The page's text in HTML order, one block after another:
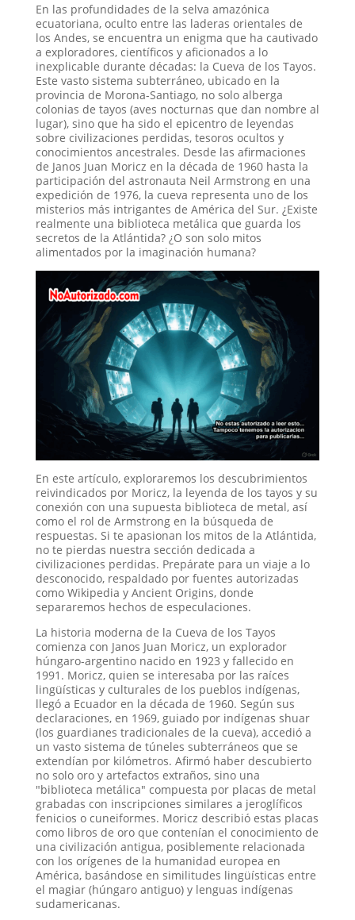
En las profundidades de la selva amazónica
ecuatoriana, oculto entre las laderas orientales de
los Andes, se encuentra un enigma que ha cautivado
a exploradores, científicos y aficionados a lo
inexplicable durante décadas: la Cueva de los Tayos.
Este vasto sistema subterráneo, ubicado en la
provincia de Morona-Santiago, no solo alberga
colonias de tayos (aves nocturnas que dan nombre al
lugar), sino que ha sido el epicentro de leyendas
sobre civilizaciones perdidas, tesoros ocultos y
conocimientos ancestrales. Desde las afirmaciones
de Janos Juan Moricz en la década de 1960 hasta la
participación del astronauta Neil Armstrong en una
expedición de 1976, la cueva representa uno de los
misterios más intrigantes de América del Sur. ¿Existe
realmente una biblioteca metálica que guarda los
secretos de la Atlántida? ¿O son solo mitos
alimentados por la imaginación humana?
En este artículo, exploraremos los descubrimientos
reivindicados por Moricz, la leyenda de los tayos y su
conexión con una supuesta biblioteca de metal, así
como el rol de Armstrong en la búsqueda de
respuestas. Si te apasionan los mitos de la Atlántida,
no te pierdas nuestra sección dedicada a
civilizaciones perdidas. Prepárate para un viaje a lo
desconocido, respaldado por fuentes autorizadas
como Wikipedia y Ancient Origins, donde
separaremos hechos de especulaciones.
La historia moderna de la Cueva de los Tayos
comienza con Janos Juan Moricz, un explorador
húngaro-argentino nacido en 1923 y fallecido en
1991. Moricz, quien se interesaba por las raíces
lingüísticas y culturales de los pueblos indígenas,
llegó a Ecuador en la década de 1960. Según sus
declaraciones, en 1969, guiado por indígenas shuar
(los guardianes tradicionales de la cueva), accedió a
un vasto sistema de túneles subterráneos que se
extendían por kilómetros. Afirmó haber descubierto
no solo oro y artefactos extraños, sino una
"biblioteca metálica" compuesta por placas de metal
grabadas con inscripciones similares a jeroglíficos
fenicios o cuneiformes. Moricz describió estas placas
como libros de oro que contenían el conocimiento de
una civilización antigua, posiblemente relacionada
con los orígenes de la humanidad europea en
América, basándose en similitudes lingüísticas entre
el magiar (húngaro antiguo) y lenguas indígenas
sudamericanas.